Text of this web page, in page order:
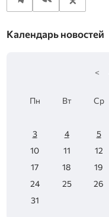
Календарь новостей
<
Пн Вт Ср
3
4 5
10
11 12
17
18 19
24
25 26
31